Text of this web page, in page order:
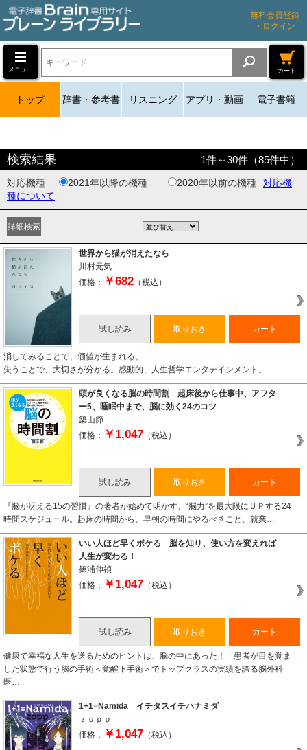
無料会員登録
・ログイン
メニュー カート
トップ 辞書・参考書 リスニング アプリ・動画 電子書籍
検索結果 1件～30件（85件中）
対応機種 2021年以降の機種 2020年以前の機種
対応機
種について
世界から猫が消えたなら
川村元気
価格：
￥682 （税込）
試し読み 取りおき カート
消してみることで、価値が生まれる。
失うことで、大切さが分かる。感動的、人生哲学エンタテインメント。
頭が良くなる脳の時間割 起床後から仕事中、アフタ
ー5、睡眠中まで、脳に効く24のコツ
築山節
価格：
￥1,047 （税込）
試し読み 取りおき カート
『脳が冴える15の習慣』の著者が始めて明かす、“脳力”を最大限にＵＰする24
時間スケジュール。起床の時間から、早朝の時間にやるべきこと、就業…
いい人ほど早くボケる 脳を知り、使い方を変えれば
人生が変わる！
篠浦伸禎
価格：
￥1,047 （税込）
試し読み 取りおき カート
健康で幸福な人生を送るためのヒントは、脳の中にあった！ 患者が目を覚ま
した状態で行う脳の手術＜覚醒下手術＞でトップクラスの実績を誇る脳外科
医…
1+1=Namida イチタスイチハナミダ
ｚｏｐｐ
価格：
￥1,047 （税込）